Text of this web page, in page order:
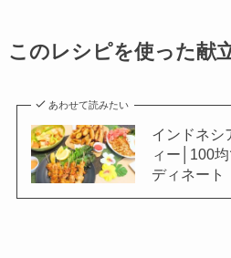
このレシピを使った献
あわせて読みたい
インドネシ
ィー│100
ディネート